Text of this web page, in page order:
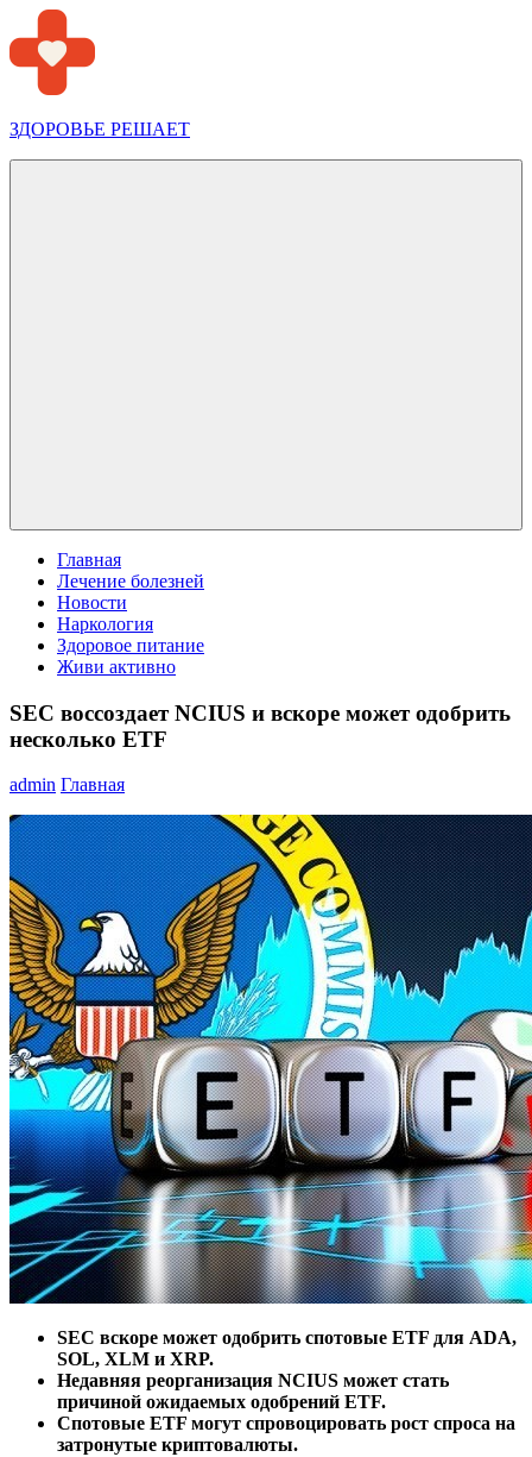
Перейти
к
содержимому
ЗДОРОВЬЕ РЕШАЕТ
Главная
Лечение болезней
Новости
Наркология
Здоровое питание
Живи активно
SEC воссоздает NCIUS и вскоре может одобрить
несколько ETF
admin Главная
SEC вскоре может одобрить спотовые ETF для ADA,
SOL, XLM и XRP.
Недавняя реорганизация NCIUS может стать
причиной ожидаемых одобрений ETF.
Спотовые ETF могут спровоцировать рост спроса на
затронутые криптовалюты.